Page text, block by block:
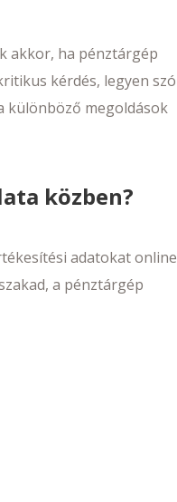
akkor, ha pénztárgép
kérdés, legyen szó
különböző megoldások
közben?
adatokat online
a pénztárgép